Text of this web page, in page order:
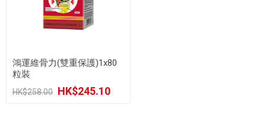
鴻運維骨力(雙重保護)1x80
粒裝
HK$258.00 HK$245.10